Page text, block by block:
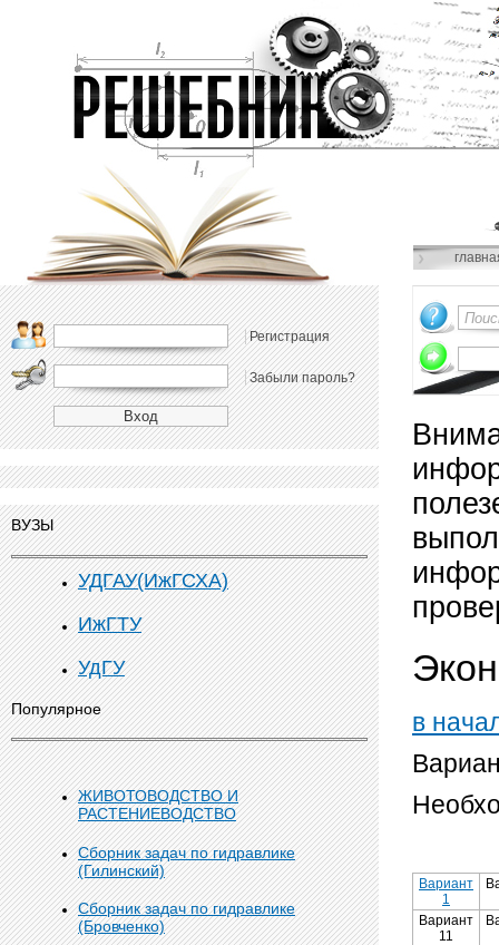
Регистрация
Забыли пароль?
ВУЗЫ
УДГАУ(ИжГСХА)
ИжГТУ
УдГУ
Популярное
ЖИВОТОВОДСТВО И
РАСТЕНИЕВОДСТВО
Сборник задач по гидравлике
(Гилинский)
Сборник задач по гидравлике
(Бровченко)
в
Вариант
1
Вариант
11